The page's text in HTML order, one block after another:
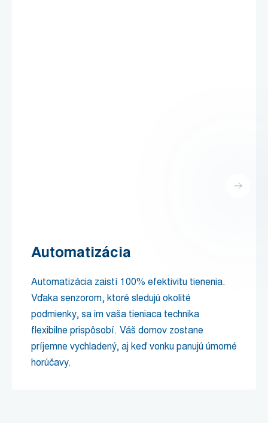
Automatizácia
Automatizácia zaistí 100% efektivitu tienenia.
Vďaka senzorom, ktoré sledujú okolité
podmienky, sa im vaša tieniaca technika
flexibilne prispôsobí. Váš domov zostane
príjemne vychladený, aj keď vonku panujú úmorné
horúčavy.